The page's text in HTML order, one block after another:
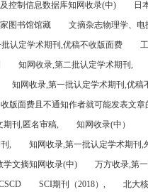
控制信息数据库知网收录(中)
日
图书馆馆藏
文摘杂志物理学、
认定学术期刊,优稿不收版面费
知网收录,第二批认定学术期刊,
知网收录,第一批认定学术期刊,优稿
版面费且不通知作者就可能发表文章
期刊,匿名审稿,
知网收录(中）
,
知网收录,第一批认定学术期刊,
学文摘知网收录(中)
万方收录,第
SCI期刊（2018）,
北大